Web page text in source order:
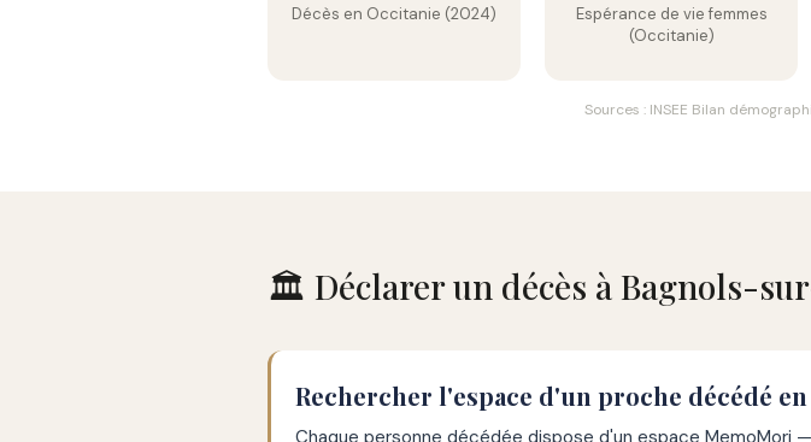
Décès en Occitanie (2024)
Espérance de vie femmes
(Occitanie)
Sources : INSEE Bilan
🏛️ Déclarer un décès à Bagnols-
Rechercher l'espace d'un proche décédé
Chaque personne décédée dispose d'un espace MemoMori